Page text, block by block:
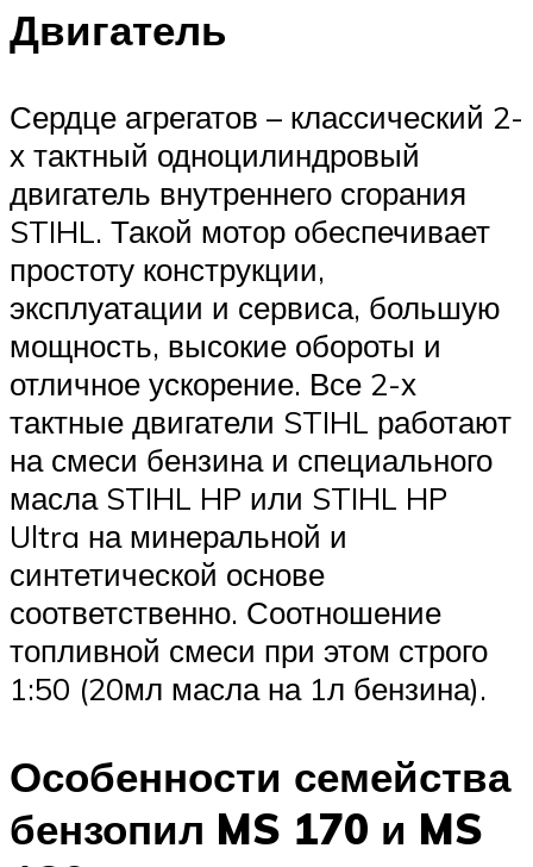
Двигатель
Сердце агрегатов – классический 2-
х тактный одноцилиндровый
двигатель внутреннего сгорания
STIHL. Такой мотор обеспечивает
простоту конструкции,
эксплуатации и сервиса, большую
мощность, высокие обороты и
отличное ускорение. Все 2-х
тактные двигатели STIHL работают
на смеси бензина и специального
масла STIHL HP или STIHL HP
Ultra на минеральной и
синтетической основе
соответственно. Соотношение
топливной смеси при этом строго
1:50 (20мл масла на 1л бензина).
Особенности семейства
бензопил MS 170 и MS